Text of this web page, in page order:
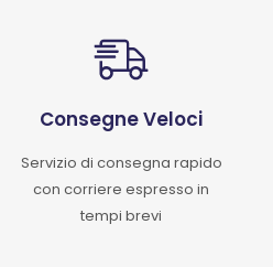
Consegne Veloci
Servizio di consegna rapido
con corriere espresso in
tempi brevi